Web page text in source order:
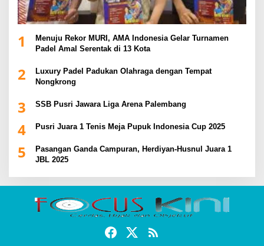
1
Menuju Rekor MURI, AMA Indonesia Gelar Turnamen
Padel Amal Serentak di 13 Kota
2
Luxury Padel Padukan Olahraga dengan Tempat
Nongkrong
3 SSB Pusri Jawara Liga Arena Palembang
4 Pusri Juara 1 Tenis Meja Pupuk Indonesia Cup 2025
5
Pasangan Ganda Campuran, Herdiyan-Husnul Juara 1
JBL 2025